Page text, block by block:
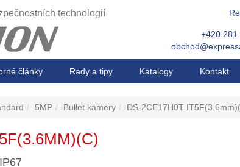
technologií
+420 281
články Rady a tipy Katalogy Kontakt
5MP Bullet kamery DS-2CE17H0T-